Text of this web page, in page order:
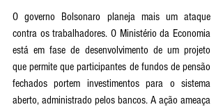
O governo Bolsonaro planeja mais um ataque
contra os trabalhadores. O Ministério da Economia
está em fase de desenvolvimento de um projeto
que permite que participantes de fundos de pensão
fechados portem investimentos para o sistema
aberto, administrado pelos bancos. A ação ameaça